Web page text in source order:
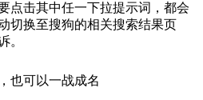
点击其中任一下拉提示词，都会
切换至搜狗的相关搜索结果页
。
也可以一战成名